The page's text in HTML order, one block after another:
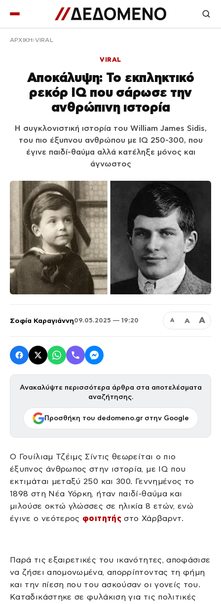
ΑΡΧΙΚΉ VIRAL
VIRAL
Αποκάλυψη: Το εκπληκτικό
ρεκόρ IQ που σάρωσε την
ανθρώπινη ιστορία
Η συγκλονιστική ιστορία του William James Sidis,
του πιο έξυπνου ανθρώπου με IQ 250-300, που
έγινε παιδί-θαύμα αλλά κατέληξε μόνος και
άγνωστος
Σοφία Καραγιάννη09.05.2025 — 19:20 Α Α Α
Ανακαλύψτε περισσότερα άρθρα στα αποτελέσματα
αναζήτησης.
Προσθήκη του dedomeno.gr στην Google
Ο Γουίλιαμ Τζέιμς Σίντις θεωρείται ο πιο
έξυπνος άνθρωπος στην ιστορία, με IQ που
εκτιμάται μεταξύ 250 και 300. Γεννημένος το
1898 στη Νέα Υόρκη, ήταν παιδί-θαύμα και
μιλούσε οκτώ γλώσσες σε ηλικία 8 ετών, ενώ
έγινε ο νεότερος φοιτητής στο Χάρβαρντ.
Παρά τις εξαιρετικές του ικανότητες, αποφάσισε
να ζήσει απομονωμένα, απορρίπτοντας τη φήμη
και την πίεση που του ασκούσαν οι γονείς του.
Καταδικάστηκε σε φυλάκιση για τις πολιτικές